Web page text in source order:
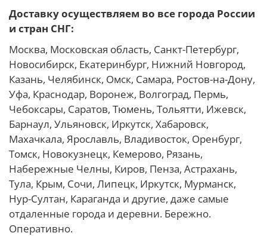
Доставку осуществляем во все города России
и стран СНГ:
Москва, Московская область, Санкт-Петербург,
Новосибирск, Екатеринбург, Нижний Новгород,
Казань, Челябинск, Омск, Самара, Ростов-на-Дону,
Уфа, Краснодар, Воронеж, Волгоград, Пермь,
Чебоксары, Саратов, Тюмень, Тольятти, Ижевск,
Барнаул, Ульяновск, Иркутск, Хабаровск,
Махачкала, Ярославль, Владивосток, Оренбург,
Томск, Новокузнецк, Кемерово, Рязань,
Набережные Челны, Киров, Пенза, Астрахань,
Тула, Крым, Сочи, Липецк, Иркутск, Мурманск,
Нур-Султан, Караганда и другие, даже самые
отдаленные города и деревни. Бережно.
Оперативно.